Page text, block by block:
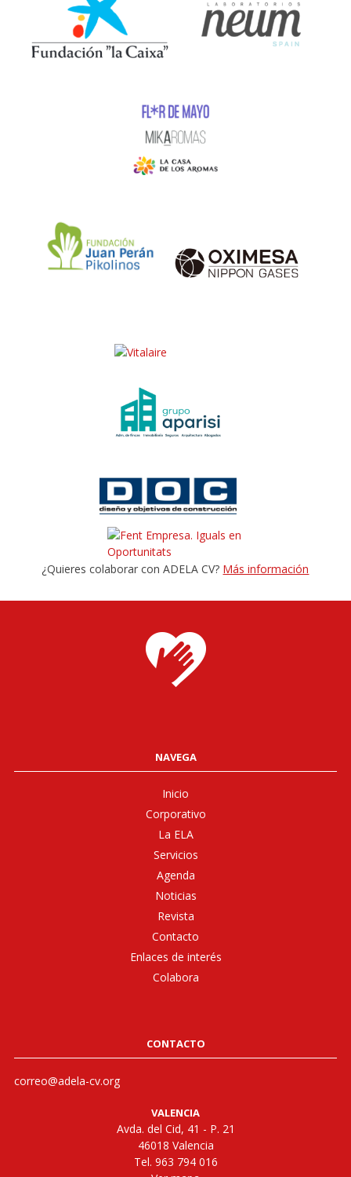
¿Quieres colaborar con ADELA CV? Más información
NAVEGA
Inicio
Corporativo
La ELA
Servicios
Agenda
Noticias
Revista
Contacto
Enlaces de interés
Colabora
CONTACTO
correo@adela-cv.org
VALENCIA
Avda. del Cid, 41 - P. 21
46018 Valencia
Tel. 963 794 016